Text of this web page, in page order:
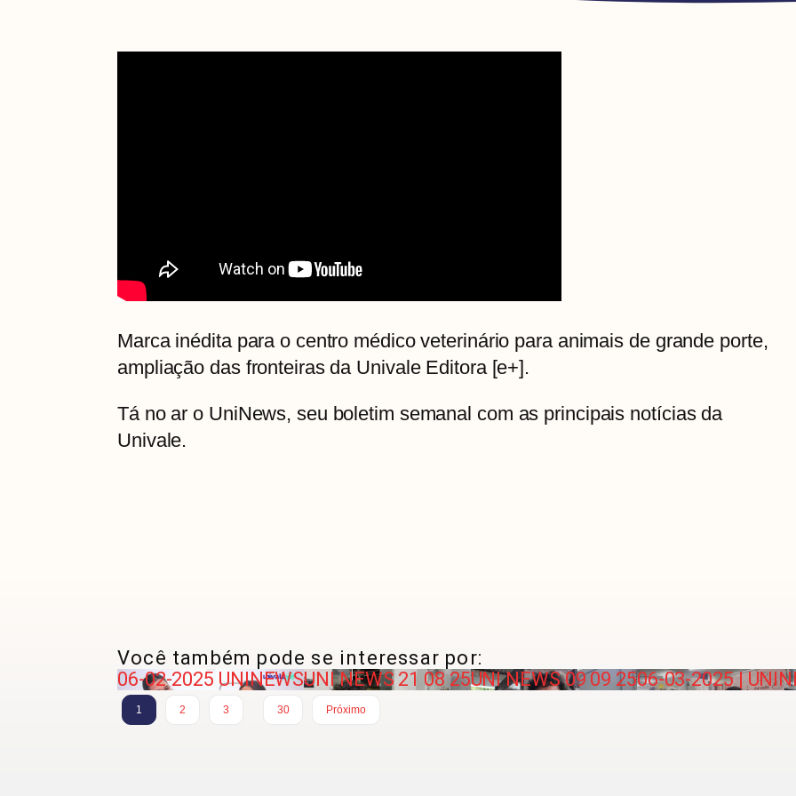
Marca inédita para o centro médico veterinário para animais de grande porte,
ampliação das fronteiras da Univale Editora [e+].
Tá no ar o UniNews, seu boletim semanal com as principais notícias da
Univale.
Você também pode se interessar por:
06-02-2025 UNINEWSUNI NEWS 21 08 25UNI NEWS 09 09 2506-03-2025 |
1 2 3
30
Próximo